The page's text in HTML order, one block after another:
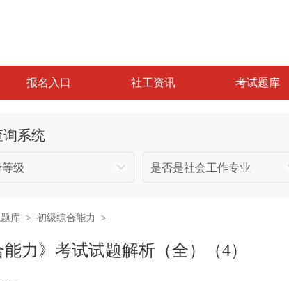
报名入口 社工资讯 考试题库
询系统
库 > 初级综合能力 >
力》考试试题解析（全）（4）